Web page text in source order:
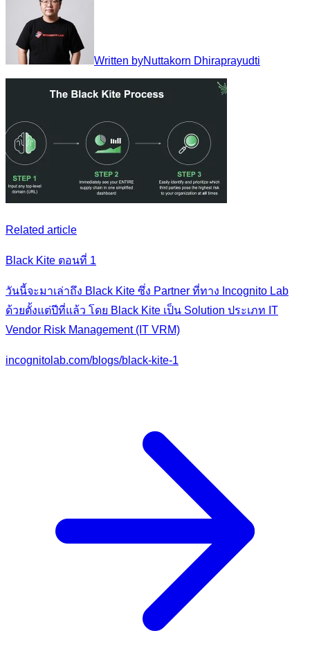
Written byNuttakorn Dhiraprayudti
Related article
Black Kite ตอนที่ 1
วันนี้จะมาเล่าถึง Black Kite ซึ่ง Partner ที่ทาง Incognito Lab
ด้วยตั้งแต่ปีที่แล้ว โดย Black Kite เป็น Solution ประเภท IT
Vendor Risk Management (IT VRM)
incognitolab.com/blogs/black-kite-1